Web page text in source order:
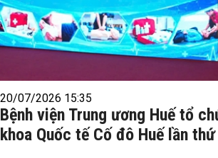
20/07/2026 15:35
Bệnh viện Trung ương Huế tổ
khoa Quốc tế Cố đô Huế lần